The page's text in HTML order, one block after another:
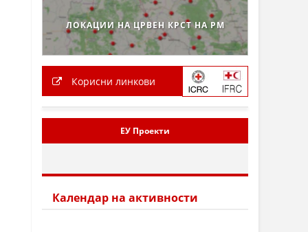
ЛОКАЦИИ НА ЦРВЕН КРСТ НА РМ
Корисни линкови
ЕУ Проекти
Календар на активности